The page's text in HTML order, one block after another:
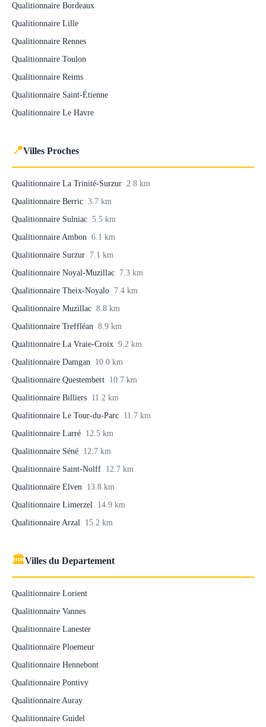
Qualitionnaire Bordeaux
Qualitionnaire Lille
Qualitionnaire Rennes
Qualitionnaire Toulon
Qualitionnaire Reims
Qualitionnaire Saint-Étienne
Qualitionnaire Le Havre
📍Villes Proches
Qualitionnaire La Trinité-Surzur 2.8 km
Qualitionnaire Berric 3.7 km
Qualitionnaire Sulniac 5.5 km
Qualitionnaire Ambon 6.1 km
Qualitionnaire Surzur 7.1 km
Qualitionnaire Noyal-Muzillac 7.3 km
Qualitionnaire Theix-Noyalo 7.4 km
Qualitionnaire Muzillac 8.8 km
Qualitionnaire Treffléan 8.9 km
Qualitionnaire La Vraie-Croix 9.2 km
Qualitionnaire Damgan 10.0 km
Qualitionnaire Questembert 10.7 km
Qualitionnaire Billiers 11.2 km
Qualitionnaire Le Tour-du-Parc 11.7 km
Qualitionnaire Larré 12.5 km
Qualitionnaire Séné 12.7 km
Qualitionnaire Saint-Nolff 12.7 km
Qualitionnaire Elven 13.8 km
Qualitionnaire Limerzel 14.9 km
Qualitionnaire Arzal 15.2 km
🏛Villes du Departement
Qualitionnaire Lorient
Qualitionnaire Vannes
Qualitionnaire Lanester
Qualitionnaire Ploemeur
Qualitionnaire Hennebont
Qualitionnaire Pontivy
Qualitionnaire Auray
Qualitionnaire Guidel